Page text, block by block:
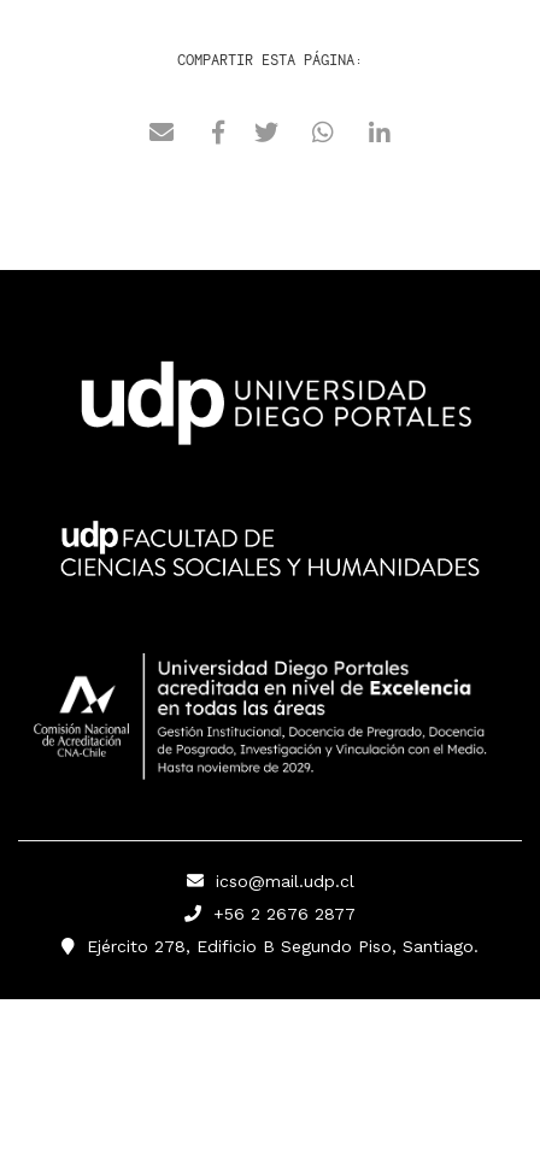
COMPARTIR ESTA PÁGINA:
icso@mail.udp.cl
+56 2 2676 2877
Ejército 278, Edificio B Segundo Piso, Santiago.